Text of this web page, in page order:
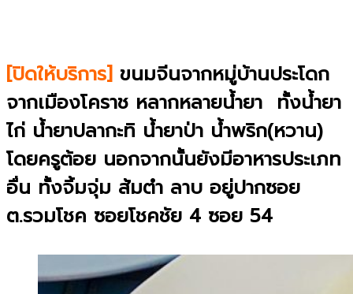
[ปิดให้บริการ] ขนมจีนจากหมู่บ้านประโดก
จากเมืองโคราช หลากหลายน้ำยา ทั้งน้ำยา
ไก่ น้ำยาปลากะทิ น้ำยาป่า น้ำพริก(หวาน)
โดยครูต้อย นอกจากนั้นยังมีอาหารประเภท
อื่น ทั้งจิ้มจุ่ม ส้มตำ ลาบ อยู่ปากซอย
ต.รวมโชค ซอยโชคชัย 4 ซอย 54